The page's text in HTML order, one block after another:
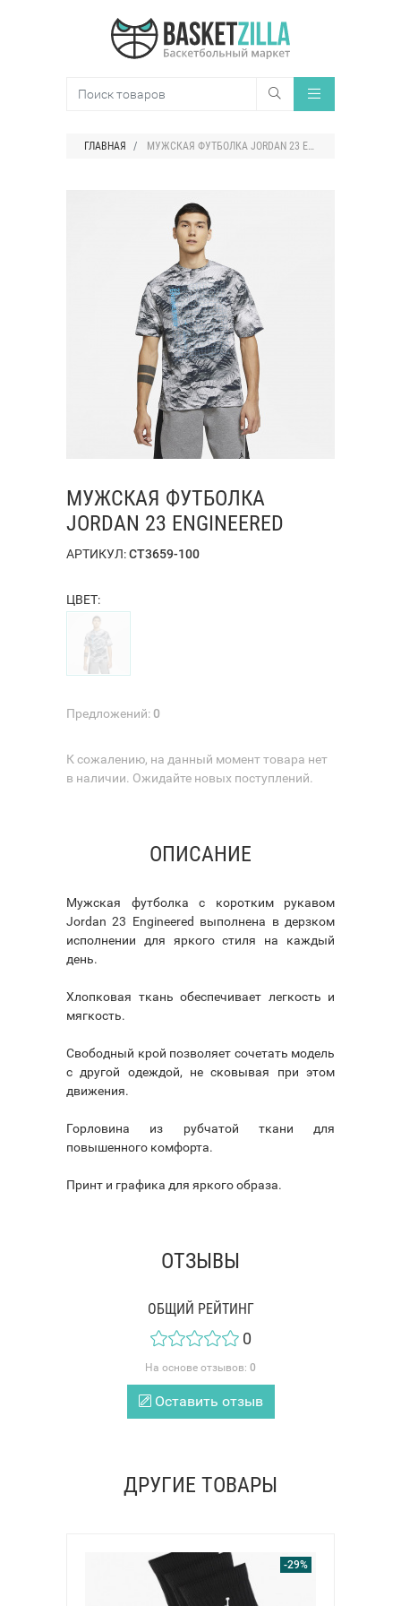
ГЛАВНАЯ МУЖСКАЯ ФУТБОЛКА JORDAN 23 ENGINEERED
МУЖСКАЯ ФУТБОЛКА
JORDAN 23 ENGINEERED
АРТИКУЛ:CT3659-100
ЦВЕТ:
Предложений:0
К сожалению, на данный момент товара нет
в наличии. Ожидайте новых поступлений.
ОПИСАНИЕ
Мужская футболка с коротким рукавом
Jordan 23 Engineered выполнена в дерзком
исполнении для яркого стиля на каждый
день.
Хлопковая ткань обеспечивает легкость и
мягкость.
Свободный крой позволяет сочетать модель
с другой одеждой, не сковывая при этом
движения.
Горловина из рубчатой ткани для
повышенного комфорта.
Принт и графика для яркого образа.
ОТЗЫВЫ
ОБЩИЙ РЕЙТИНГ
0
На основе отзывов: 0
Оставить отзыв
ДРУГИЕ ТОВАРЫ
-29%